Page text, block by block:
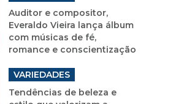
Auditor e compositor,
Everaldo Vieira lança álbum
com músicas de fé,
romance e conscientização
VARIEDADES
Tendências de beleza e